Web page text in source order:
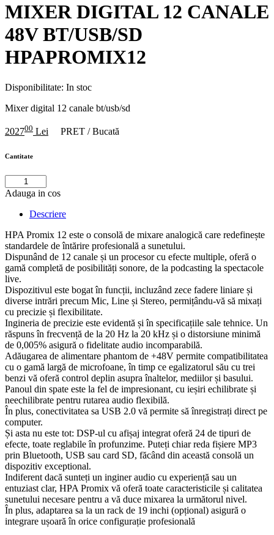
MIXER DIGITAL 12 CANALE
48V BT/USB/SD
HPAPROMIX12
Disponibilitate: In stoc
Mixer digital 12 canale bt/usb/sd
202700 Lei PRET / Bucată
Cantitate
Adauga in cos
Descriere
HPA Promix 12 este o consolă de mixare analogică care redefinește
standardele de întărire profesională a sunetului.
Dispunând de 12 canale și un procesor cu efecte multiple, oferă o
gamă completă de posibilități sonore, de la podcasting la spectacole
live.
Dispozitivul este bogat în funcții, incluzând zece fadere liniare și
diverse intrări precum Mic, Line și Stereo, permițându-vă să mixați
cu precizie și flexibilitate.
Ingineria de precizie este evidentă și în specificațiile sale tehnice. Un
răspuns în frecvență de la 20 Hz la 20 kHz și o distorsiune minimă
de 0,005% asigură o fidelitate audio incomparabilă.
Adăugarea de alimentare phantom de +48V permite compatibilitatea
cu o gamă largă de microfoane, în timp ce egalizatorul său cu trei
benzi vă oferă control deplin asupra înaltelor, mediilor și basului.
Panoul din spate este la fel de impresionant, cu ieșiri echilibrate și
neechilibrate pentru rutarea audio flexibilă.
În plus, conectivitatea sa USB 2.0 vă permite să înregistrați direct pe
computer.
Și asta nu este tot: DSP-ul cu afișaj integrat oferă 24 de tipuri de
efecte, toate reglabile în profunzime. Puteți chiar reda fișiere MP3
prin Bluetooth, USB sau card SD, făcând din această consolă un
dispozitiv exceptional.
Indiferent dacă sunteți un inginer audio cu experiență sau un
entuziast clar, HPA Promix vă oferă toate caracteristicile și calitatea
sunetului necesare pentru a vă duce mixarea la următorul nivel.
În plus, adaptarea sa la un rack de 19 inchi (opțional) asigură o
integrare ușoară în orice configurație profesională